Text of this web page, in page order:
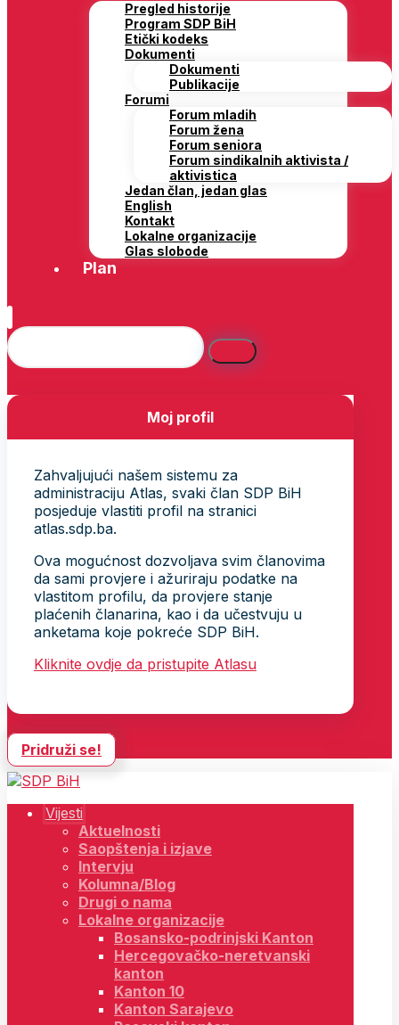
Pregled historije
Program SDP BiH
Etički kodeks
Dokumenti
Dokumenti
Publikacije
Forumi
Forum mladih
Forum žena
Forum seniora
Forum sindikalnih aktivista /
aktivistica
Jedan član, jedan glas
English
Kontakt
Lokalne organizacije
Glas slobode
Plan
Moj profil
Zahvaljujući našem sistemu za
administraciju Atlas, svaki član SDP BiH
posjeduje vlastiti profil na stranici
atlas.sdp.ba.
Ova mogućnost dozvoljava svim članovima
da sami provjere i ažuriraju podatke na
vlastitom profilu, da provjere stanje
plaćenih članarina, kao i da učestvuju u
anketama koje pokreće SDP BiH.
Kliknite ovdje da pristupite Atlasu
Pridruži se!
Vijesti
Aktuelnosti
Saopštenja i izjave
Intervju
Kolumna/Blog
Drugi o nama
Lokalne organizacije
Bosansko-podrinjski Kanton
Hercegovačko-neretvanski
kanton
Kanton 10
Kanton Sarajevo